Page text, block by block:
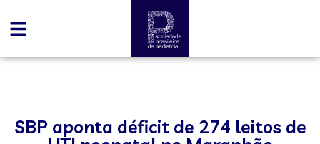
SBP aponta déficit de 274 leitos de